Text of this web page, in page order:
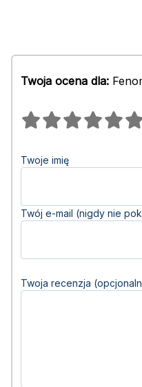
Twoja ocena dla:
Twoje imię
Twój e-mail (nigdy nie
Twoja recenzja